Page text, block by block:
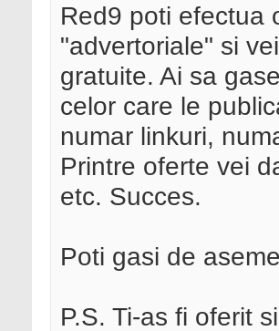
Red9 poti efectua
"advertoriale" si
gratuite. Ai sa
celor care le
numar linkuri,
Printre oferte vei
etc. Succes.
Poti gasi de
P.S. Ti-as fi oferit